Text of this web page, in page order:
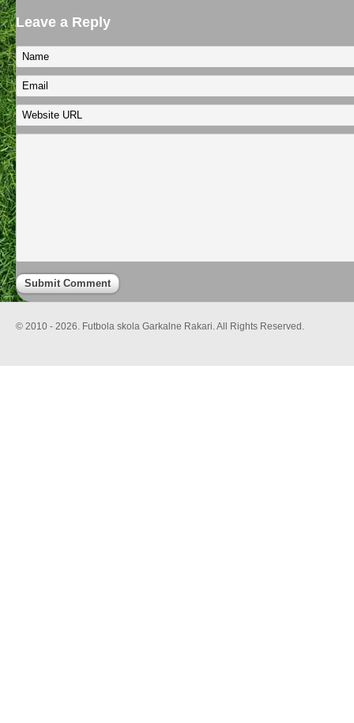
Leave a Reply
© 2010 - 2026. Futbola skola Garkalne Rakari. All Rights Reserved.